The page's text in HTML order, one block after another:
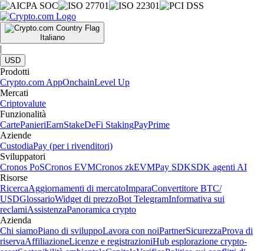
Italiano
|
USD
Prodotti
Crypto.com AppOnchainLevel Up
Mercati
Criptovalute
Funzionalità
CartePanieriEarnStakeDeFi StakingPayPrime
Aziende
CustodiaPay (per i rivenditori)
Sviluppatori
Cronos PoSCronos EVMCronos zkEVMPay SDKSDK agenti AI
Risorse
RicercaAggiornamenti di mercatoImparaConvertitore BTC/
USDGlossarioWidget di prezzoBot TelegramInformativa sui
reclamiAssistenzaPanoramica crypto
Azienda
Chi siamoPiano di sviluppoLavora con noiPartnerSicurezzaProva di
riservaAffiliazioneLicenze e registrazioniHub esplorazione crypto-